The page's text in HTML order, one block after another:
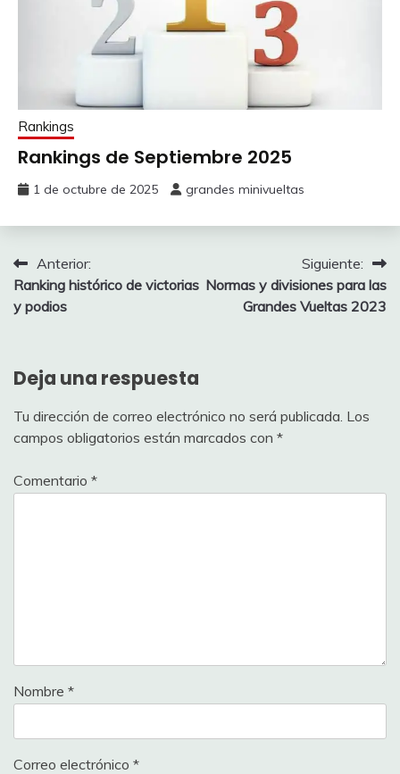
Rankings
Rankings de Septiembre 2025
1 de octubre de 2025 grandes minivueltas
Navegación
de
Anterior:
Ranking histórico de victorias
y podios
Siguiente:
Normas y divisiones para las
Grandes Vueltas 2023
Deja una respuesta
Tu dirección de correo electrónico no será publicada. Los
campos obligatorios están marcados con *
Comentario *
Nombre *
Correo electrónico *